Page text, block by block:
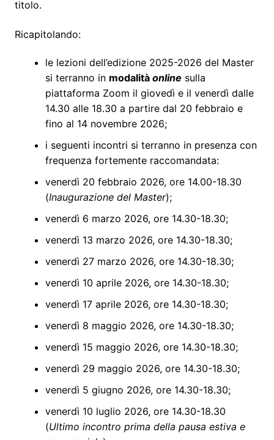
titolo.
Ricapitolando:
le lezioni dell’edizione 2025-2026 del Master
si terranno in modalità online sulla
piattaforma Zoom il giovedì e il venerdì dalle
14.30 alle 18.30 a partire dal 20 febbraio e
fino al 14 novembre 2026;
i seguenti incontri si terranno in presenza con
frequenza fortemente raccomandata:
venerdì 20 febbraio 2026, ore 14.00-18.30
(Inaugurazione del Master);
venerdì 6 marzo 2026, ore 14.30-18.30;
venerdì 13 marzo 2026, ore 14.30-18.30;
venerdì 27 marzo 2026, ore 14.30-18.30;
venerdì 10 aprile 2026, ore 14.30-18.30;
venerdì 17 aprile 2026, ore 14.30-18.30;
venerdì 8 maggio 2026, ore 14.30-18.30;
venerdì 15 maggio 2026, ore 14.30-18.30;
venerdì 29 maggio 2026, ore 14.30-18.30;
venerdì 5 giugno 2026, ore 14.30-18.30;
venerdì 10 luglio 2026, ore 14.30-18.30
(Ultimo incontro prima della pausa estiva e